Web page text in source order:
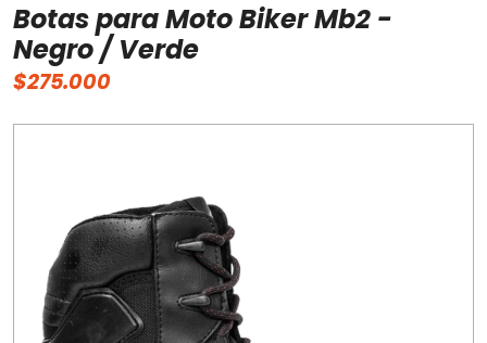
Botas para Moto Biker Mb2 -
Negro / Verde
$275.000